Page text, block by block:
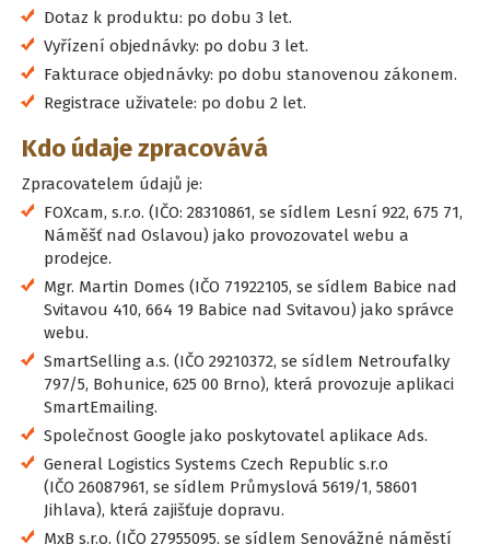
Dotaz k produktu: po dobu 3 let.
Vyřízení objednávky: po dobu 3 let.
Fakturace objednávky: po dobu stanovenou zákonem.
Registrace uživatele: po dobu 2 let.
Kdo údaje zpracovává
Zpracovatelem údajů je:
FOXcam, s.r.o. (IČO: 28310861, se sídlem Lesní 922, 675 71,
Náměšť nad Oslavou) jako provozovatel webu a
prodejce.
Mgr. Martin Domes (IČO 71922105, se sídlem Babice nad
Svitavou 410, 664 19 Babice nad Svitavou) jako správce
webu.
SmartSelling a.s. (IČO 29210372, se sídlem Netroufalky
797/5, Bohunice, 625 00 Brno), která provozuje aplikaci
SmartEmailing.
Společnost Google jako poskytovatel aplikace Ads.
General Logistics Systems Czech Republic s.r.o
(IČO 26087961, se sídlem Průmyslová 5619/1, 58601
Jihlava), která zajišťuje dopravu.
MxB s.r.o. (IČO 27955095, se sídlem Senovážné náměstí